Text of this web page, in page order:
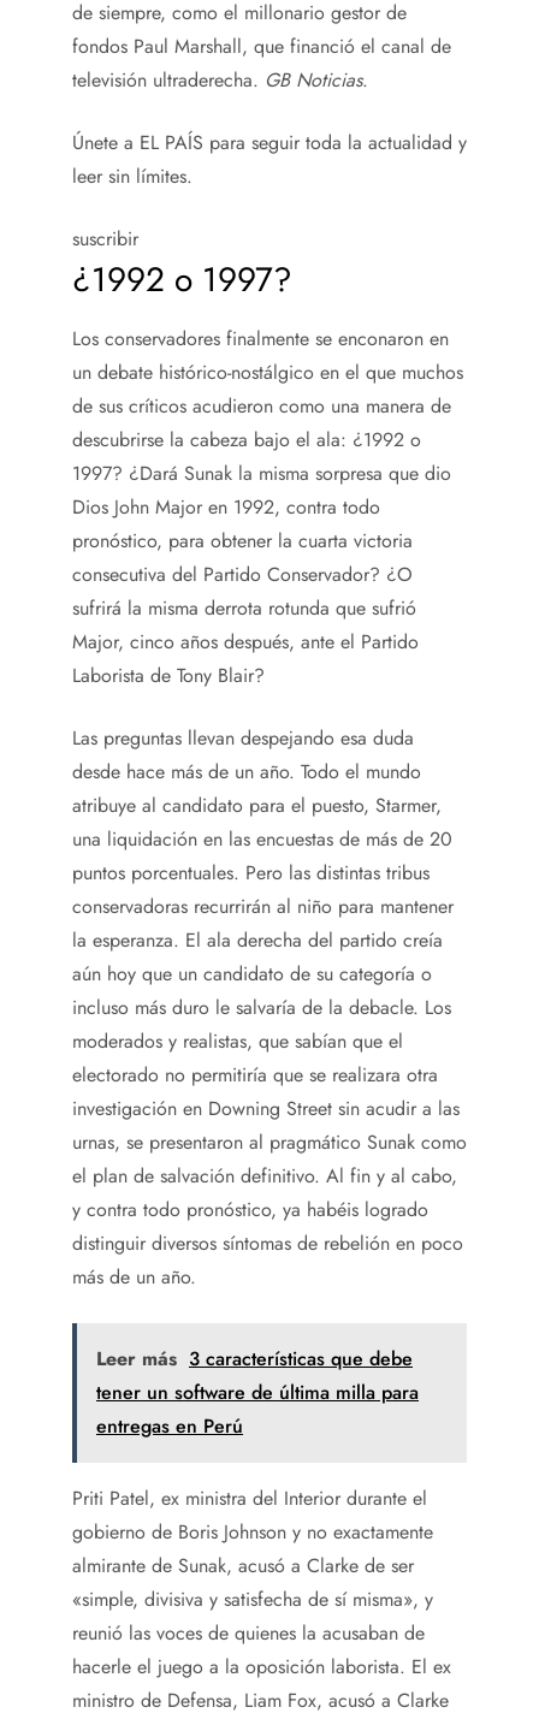
de siempre, como el millonario gestor de
fondos Paul Marshall, que financió el canal de
televisión ultraderecha. GB Noticias.
Únete a EL PAÍS para seguir toda la actualidad y
leer sin límites.
suscribir
¿1992 o 1997?
Los conservadores finalmente se enconaron en
un debate histórico-nostálgico en el que muchos
de sus críticos acudieron como una manera de
descubrirse la cabeza bajo el ala: ¿1992 o
1997? ¿Dará Sunak la misma sorpresa que dio
Dios John Major en 1992, contra todo
pronóstico, para obtener la cuarta victoria
consecutiva del Partido Conservador? ¿O
sufrirá la misma derrota rotunda que sufrió
Major, cinco años después, ante el Partido
Laborista de Tony Blair?
Las preguntas llevan despejando esa duda
desde hace más de un año. Todo el mundo
atribuye al candidato para el puesto, Starmer,
una liquidación en las encuestas de más de 20
puntos porcentuales. Pero las distintas tribus
conservadoras recurrirán al niño para mantener
la esperanza. El ala derecha del partido creía
aún hoy que un candidato de su categoría o
incluso más duro le salvaría de la debacle. Los
moderados y realistas, que sabían que el
electorado no permitiría que se realizara otra
investigación en Downing Street sin acudir a las
urnas, se presentaron al pragmático Sunak como
el plan de salvación definitivo. Al fin y al cabo,
y contra todo pronóstico, ya habéis logrado
distinguir diversos síntomas de rebelión en poco
más de un año.
Leer más 3 características que debe
tener un software de última milla para
entregas en Perú
Priti Patel, ex ministra del Interior durante el
gobierno de Boris Johnson y no exactamente
almirante de Sunak, acusó a Clarke de ser
«simple, divisiva y satisfecha de sí misma», y
reunió las voces de quienes la acusaban de
hacerle el juego a la oposición laborista. El ex
ministro de Defensa, Liam Fox, acusó a Clarke